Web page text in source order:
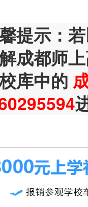
提示：
成都师
库中的